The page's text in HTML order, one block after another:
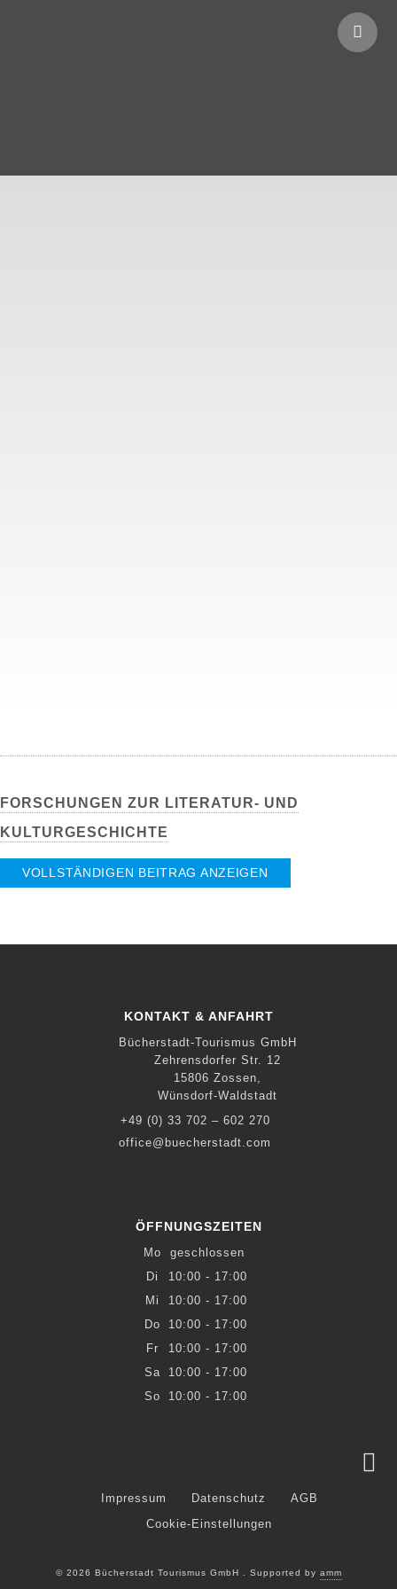
FORSCHUNGEN ZUR LITERATUR- UND
KULTURGESCHICHTE
VOLLSTÄNDIGEN BEITRAG ANZEIGEN
KONTAKT & ANFAHRT
Bücherstadt-Tourismus GmbH
Zehrensdorfer Str. 12
15806 Zossen,
Wünsdorf-Waldstadt
+49 (0) 33 702 – 602 270
office@buecherstadt.com
ÖFFNUNGSZEITEN
Mo
geschlossen
Di
10:00 - 17:00
Mi
10:00 - 17:00
Do
10:00 - 17:00
Fr
10:00 - 17:00
Sa
10:00 - 17:00
So
10:00 - 17:00
Impressum Datenschutz
AGB
Cookie-Einstellungen
© 2026 Bücherstadt Tourismus GmbH . Supported by amm